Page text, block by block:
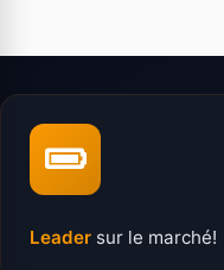
Leader sur le marché!